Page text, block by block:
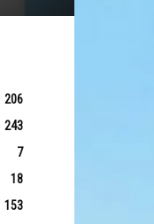
206
243
7
18
153